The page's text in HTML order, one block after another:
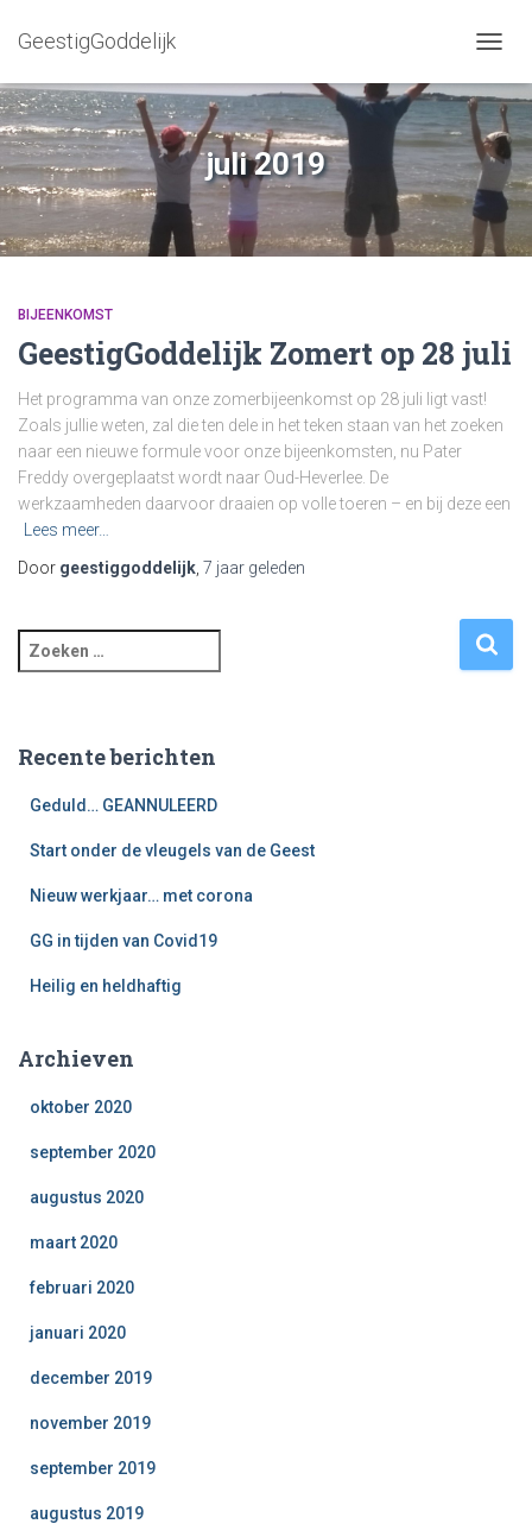
GeestigGoddelijk
juli 2019
BIJEENKOMST
GeestigGoddelijk Zomert op 28 juli
Het programma van onze zomerbijeenkomst op 28 juli ligt vast!
Zoals jullie weten, zal die ten dele in het teken staan van het zoeken
naar een nieuwe formule voor onze bijeenkomsten, nu Pater
Freddy overgeplaatst wordt naar Oud-Heverlee. De
werkzaamheden daarvoor draaien op volle toeren – en bij deze een
Lees meer…
Door geestiggoddelijk 7 jaar geleden
o
e
Recente berichten
Geduld… GEANNULEERD
Start onder de vleugels van de Geest
Nieuw werkjaar… met corona
GG in tijden van Covid19
Heilig en heldhaftig
Archieven
oktober 2020
september 2020
augustus 2020
maart 2020
februari 2020
januari 2020
december 2019
november 2019
september 2019
augustus 2019